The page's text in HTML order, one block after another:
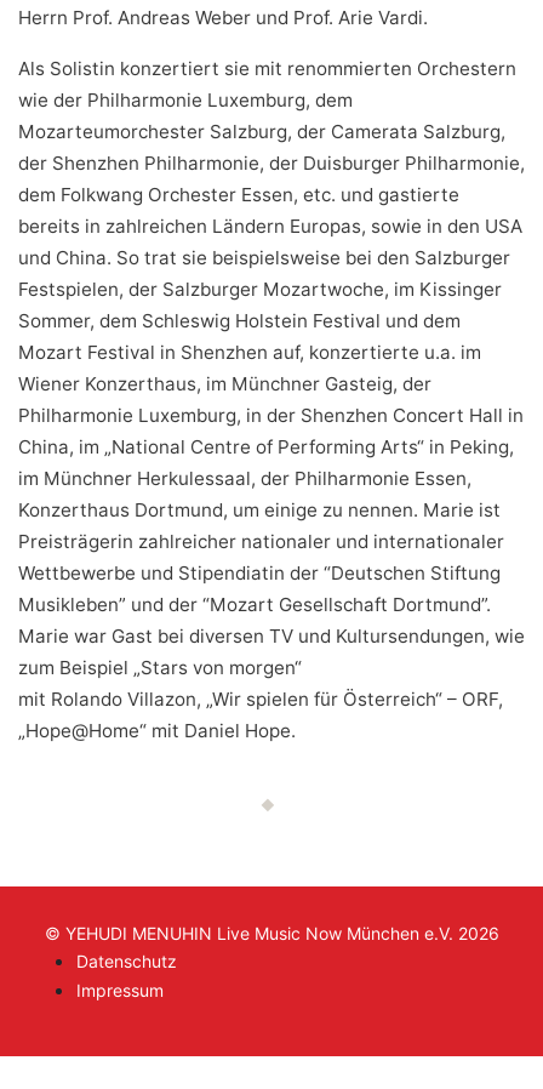
Herrn Prof. Andreas Weber und Prof. Arie Vardi.
Als Solistin konzertiert sie mit renommierten Orchestern
wie der Philharmonie Luxemburg, dem
Mozarteumorchester Salzburg, der Camerata Salzburg,
der Shenzhen Philharmonie, der Duisburger Philharmonie,
dem Folkwang Orchester Essen, etc. und gastierte
bereits in zahlreichen Ländern Europas, sowie in den USA
und China. So trat sie beispielsweise bei den Salzburger
Festspielen, der Salzburger Mozartwoche, im Kissinger
Sommer, dem Schleswig Holstein Festival und dem
Mozart Festival in Shenzhen auf, konzertierte u.a. im
Wiener Konzerthaus, im Münchner Gasteig, der
Philharmonie Luxemburg, in der Shenzhen Concert Hall in
China, im „National Centre of Performing Arts“ in Peking,
im Münchner Herkulessaal, der Philharmonie Essen,
Konzerthaus Dortmund, um einige zu nennen. Marie ist
Preisträgerin zahlreicher nationaler und internationaler
Wettbewerbe und Stipendiatin der “Deutschen Stiftung
Musikleben” und der “Mozart Gesellschaft Dortmund”.
Marie war Gast bei diversen TV und Kultursendungen, wie
zum Beispiel „Stars von morgen“
mit Rolando Villazon, „Wir spielen für Österreich“ – ORF,
„Hope@Home“ mit Daniel Hope.
© YEHUDI MENUHIN Live Music Now München e.V. 2026
Datenschutz
Impressum